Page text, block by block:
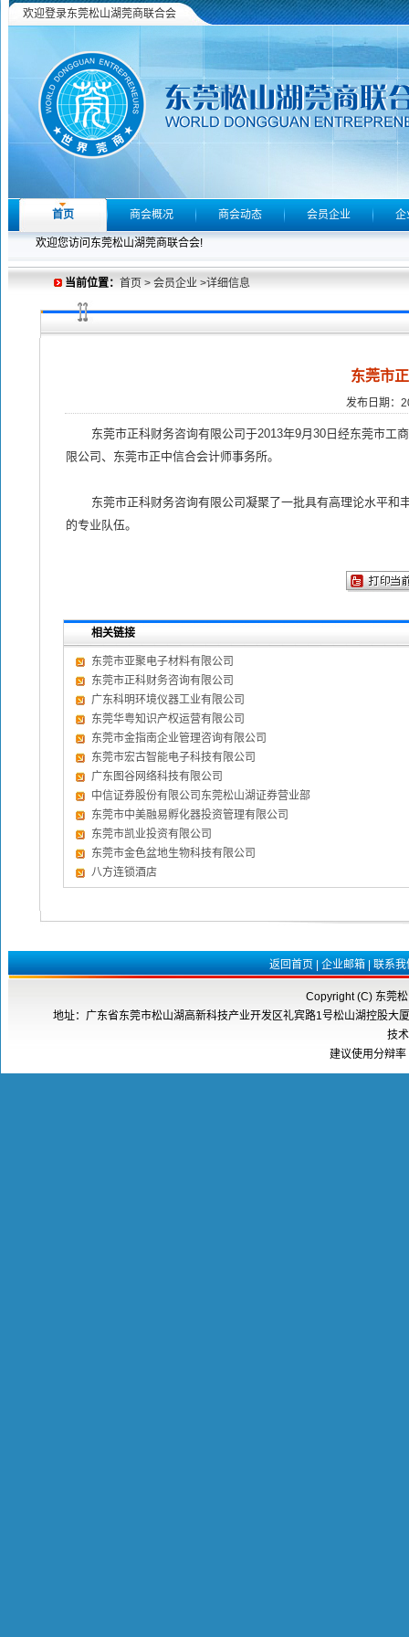
欢迎登录东莞松山湖莞商联合会
首页
欢迎您访问东莞松山湖莞商联合会!
商会概况 商会动态 会员企业 企
当前位置： 首页 > 会员企业 >详细信息
东莞市
发布日期：
东莞市正科财务咨询有限公司于2013年9月30日经东莞市工商
限公司、东莞市正中信合会计师事务所。
东莞市正科财务咨询有限公司凝聚了一批具有高理论水平和
的专业队伍。
相关链接
东莞市亚聚电子材料有限公司
东莞市正科财务咨询有限公司
广东科明环境仪器工业有限公司
东莞华粤知识产权运营有限公司
东莞市金指南企业管理咨询有限公司
东莞市宏古智能电子科技有限公司
广东图谷网络科技有限公司
中信证券股份有限公司东莞松山湖证券营业部
东莞市中美融易孵化器投资管理有限公司
东莞市凯业投资有限公司
东莞市金色盆地生物科技有限公司
八方连锁酒店
返回首页|企业邮箱|联系我
Copyright (C) 东莞
地址：广东省东莞市松山湖高新科技产业开发区礼宾路1号松山湖控股
技
建议使用分辩